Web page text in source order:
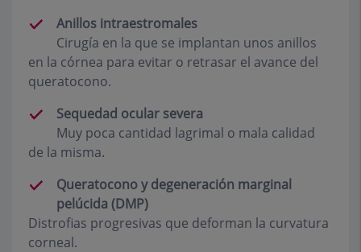
Anillos intraestromales
Cirugía en la que se implantan unos anillos
en la córnea para evitar o retrasar el avance del
queratocono.
Sequedad ocular severa
Muy poca cantidad lagrimal o mala calidad
de la misma.
Queratocono y degeneración marginal
pelúcida (DMP)
Distrofias progresivas que deforman la curvatura
corneal.